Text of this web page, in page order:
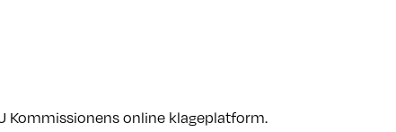
Kommissionens online klageplatform.